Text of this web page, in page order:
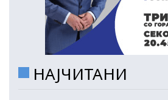
НАЈЧИТАНИ